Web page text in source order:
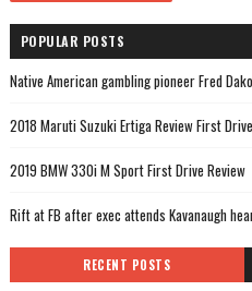
POPULAR POSTS
Native American gambling pioneer Fred
2018 Maruti Suzuki Ertiga Review First Drive
2019 BMW 330i M Sport First Drive Review
Rift at FB after exec attends Kavanaugh
RECENT POSTS